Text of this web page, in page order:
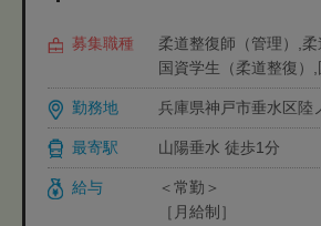
募集職種
柔道整復師（管理）,柔
国資学生（柔道整復）,
勤務地 兵庫県神戸市垂水区陸
最寄駅 山陽垂水 徒歩1分
給与
＜常勤＞
［月給制］